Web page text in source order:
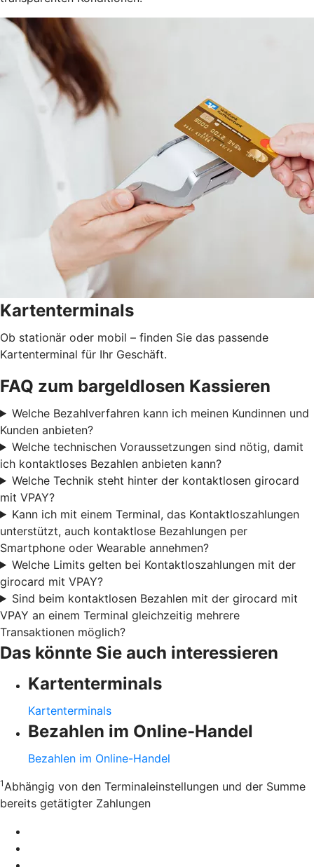
Kartenterminals
Ob stationär oder mobil – finden Sie das passende
Kartenterminal für Ihr Geschäft.
FAQ zum bargeldlosen Kassieren
Welche Bezahlverfahren kann ich meinen Kundinnen und
Kunden anbieten?
Welche technischen Voraussetzungen sind nötig, damit
ich kontaktloses Bezahlen anbieten kann?
Welche Technik steht hinter der kontaktlosen girocard
mit VPAY?
Kann ich mit einem Terminal, das Kontaktloszahlungen
unterstützt, auch kontaktlose Bezahlungen per
Smartphone oder Wearable annehmen?
Welche Limits gelten bei Kontaktloszahlungen mit der
girocard mit VPAY?
Sind beim kontaktlosen Bezahlen mit der girocard mit
VPAY an einem Terminal gleichzeitig mehrere
Transaktionen möglich?
Das könnte Sie auch interessieren
Kartenterminals
Kartenterminals
Bezahlen im Online-Handel
Bezahlen im Online-Handel
1 Abhängig von den Terminaleinstellungen und der Summe
bereits getätigter Zahlungen